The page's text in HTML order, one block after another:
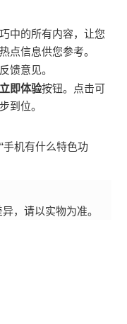
中的所有内容，让您
点信息供您参考。
馈意见。
立即体验按钮。点击可
到位。
手机有什么特色功
，请以实物为准。